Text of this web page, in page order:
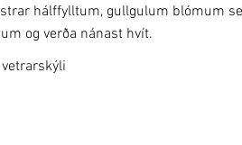
hálffylltum, gullgulum blómum
og verða nánast hvít.